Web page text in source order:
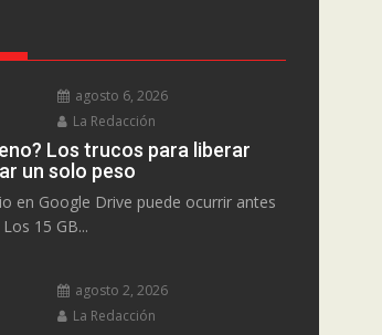
agosto 6, 2026
La Redacción
Los trucos para liberar
un solo peso
en Google Drive puede ocurrir antes
15 GB...
agosto 2, 2026
La Redacción